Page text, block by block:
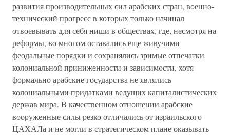
развития производительных сил арабских стран, военно-
технический прогресс в которых только начинал
отвоевывать для себя ниши в обществах, где, несмотря на
реформы, во многом оставались еще живучими
феодальные порядки и сохранялись зримые отпечатки
колониальной приниженности и зависимости, хотя
формально арабские государства не являлись
колониальными придатками ведущих капиталистических
держав мира. В качественном отношении арабские
вооруженные силы резко отличались от израильского
ЦАХАЛа и не могли в стратегическом плане оказывать